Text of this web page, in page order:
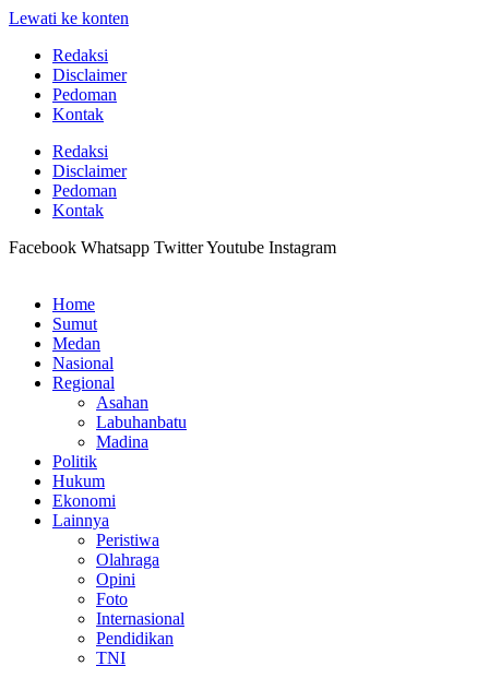
Lewati ke konten
Redaksi
Disclaimer
Pedoman
Kontak
Redaksi
Disclaimer
Pedoman
Kontak
Facebook Whatsapp TwitterYoutube Instagram
Home
Sumut
Medan
Nasional
Regional
Asahan
Labuhanbatu
Madina
Politik
Hukum
Ekonomi
Lainnya
Peristiwa
Olahraga
Opini
Foto
Internasional
Pendidikan
TNI